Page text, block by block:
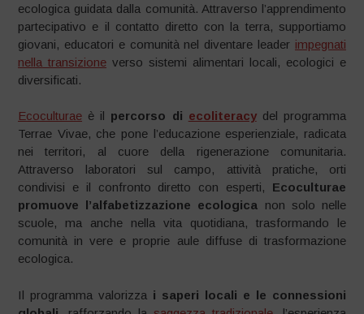
ecologica guidata dalla comunità. Attraverso l’apprendimento
partecipativo e il contatto diretto con la terra, supportiamo
giovani, educatori e comunità nel diventare leader impegnati
nella transizione verso sistemi alimentari locali, ecologici e
diversificati.
Ecoculturae è il percorso di ecoliteracydel programma
Terrae Vivae, che pone l’educazione esperienziale, radicata
nei territori, al cuore della rigenerazione comunitaria.
Attraverso laboratori sul campo, attività pratiche, orti
condivisi e il confronto diretto con esperti, Ecoculturae
promuove l’alfabetizzazione ecologica non solo nelle
scuole, ma anche nella vita quotidiana, trasformando le
comunità in vere e proprie aule diffuse di trasformazione
ecologica.
Il programma valorizza i saperi locali e le connessioni